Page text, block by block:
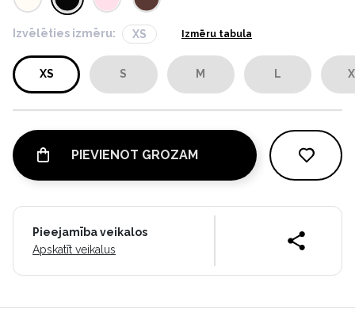
Izvēlēties izmēru: XS Izmēru tabula
XS S M L
PIEVIENOT GROZAM
Pieejamība veikalos
Apskatīt veikalus